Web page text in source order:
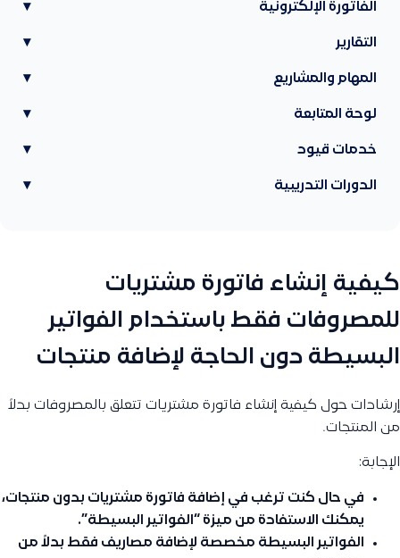
الفاتورة الإلكترونية ▾
التقارير ▾
المهام والمشاريع ▾
لوحة المتابعة ▾
خدمات قيود ▾
الدورات التدريبية ▾
كيفية إنشاء فاتورة مشتريات
للمصروفات فقط باستخدام الفواتير
البسيطة دون الحاجة لإضافة منتجات
إرشادات حول كيفية إنشاء فاتورة مشتريات تتعلق بالمصروفات بدلاً
من المنتجات.
الإجابة:
في حال كنت ترغب في إضافة فاتورة مشتريات بدون منتجات،
يمكنك الاستفادة من ميزة “الفواتير البسيطة”.
الفواتير البسيطة مخصصة لإضافة مصاريف فقط بدلاً من